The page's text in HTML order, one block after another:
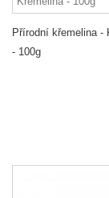
Přírodní křemelina -
- 100g